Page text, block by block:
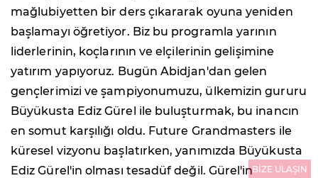
mağlubiyetten bir ders çıkararak oyuna yeniden
başlamayı öğretiyor. Biz bu programla yarının
liderlerinin, koçlarının ve elçilerinin gelişimine
yatırım yapıyoruz. Bugün Abidjan'dan gelen
gençlerimizi ve şampiyonumuzu, ülkemizin gururu
Büyükusta Ediz Gürel ile buluşturmak, bu inancın
en somut karşılığı oldu. Future Grandmasters ile
küresel vizyonu başlatırken, yanımızda Büyükusta
Ediz Gürel'in olması tesadüf değil. Gürel'inBİZE ULAŞIN